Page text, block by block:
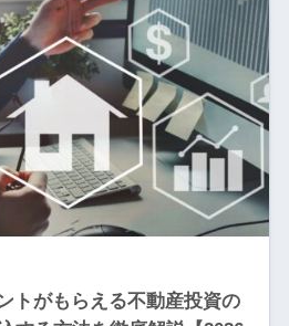
トがもらえる不動産投資の